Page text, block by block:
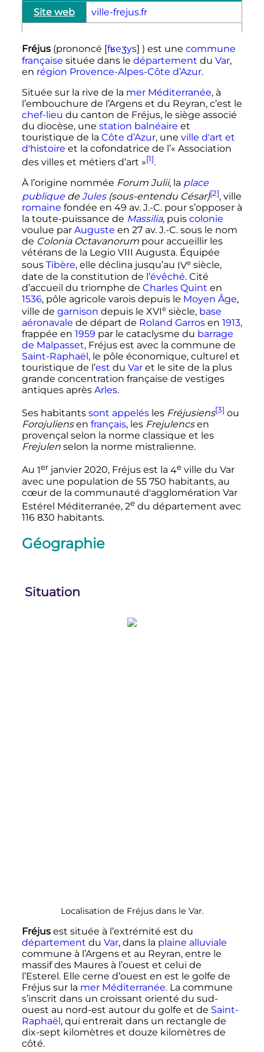
Site web
ville-frejus.fr
Fréjus(prononcé [fʁeʒys] ) est une commune
française située dans le département du Var,
en région Provence-Alpes-Côte d’Azur.
Située sur la rive de la mer Méditerranée, à
l’embouchure de l’Argens et du Reyran, c’est le
chef-lieu du canton de Fréjus, le siège associé
du diocèse, une station balnéaire et
touristique de la Côte d’Azur, une ville d'art et
d'histoire et la cofondatrice de l’« Association
des villes et métiers d’art »[1].
À l’origine nommée Forum Julii, la place
publiquedeJules(sous-entendu César)[2], ville
romaine fondée en 49 av. J.-C.pour s’opposer à
la toute-puissance de Massilia, puis colonie
voulue par Auguste en 27 av. J.-C.sous le nom
de Colonia Octavanorumpour accueillir les
vétérans de la Legio VIII Augusta. Équipée
sous Tibère, elle déclina jusqu’au IVe siècle,
date de la constitution de l’évêché. Cité
d’accueil du triomphe de Charles Quint en
1536, pôle agricole varois depuis le Moyen Âge,
ville de garnison depuis le XVIe siècle, base
aéronavale de départ de Roland Garrosen 1913,
frappée en 1959 par le cataclysme du barrage
de Malpasset, Fréjus est avec la commune de
Saint-Raphaël, le pôle économique, culturel et
touristique de l’est du Varet le site de la plus
grande concentration française de vestiges
antiques après Arles.
Ses habitants sont appelésles Fréjusiens[3] ou
Forojuliensen français, les Frejulencsen
provençal selon la norme classique et les
Frejulenselon la norme mistralienne.
Au 1erjanvier 2020, Fréjus est la 4e ville du Var
avec une population de 55 750 habitants, au
cœur de la communauté d'agglomération Var
Estérel Méditerranée, 2edu département avec
116 830 habitants.
Géographie
Situation
Localisation de Fréjus dans le Var.
Fréjusest située à l’extrémité est du
département du Var, dans la plaine alluviale
commune à l’Argens et au Reyran, entre le
massif des Maures à l’ouest et celui de
l’Esterel. Elle cerne d’ouest en est le golfe de
Fréjus sur la mer Méditerranée. La commune
s’inscrit dans un croissant orienté du sud-
ouest au nord-est autour du golfe et de Saint-
Raphaël, qui entrerait dans un rectangle de
dix-sept kilomètres et douze kilomètres de
côté.